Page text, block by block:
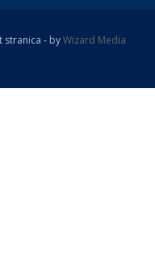
stranica - byWizard Media